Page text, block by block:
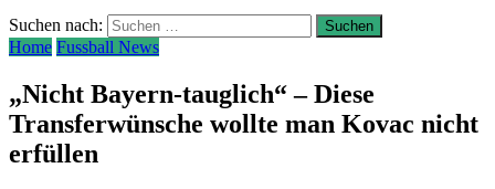
Suchen nach:
Home Fussball News
„Nicht Bayern-tauglich“ – Diese
Transferwünsche wollte man Kovac nicht
erfüllen